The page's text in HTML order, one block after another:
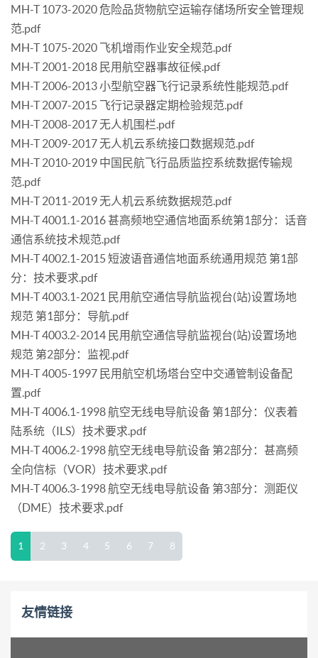
MH-T 1073-2020 危险品货物航空运输存储场所安全管理规
范.pdf
MH-T 1075-2020 飞机增雨作业安全规范.pdf
MH-T 2001-2018 民用航空器事故征候.pdf
MH-T 2006-2013 小型航空器飞行记录系统性能规范.pdf
MH-T 2007-2015 飞行记录器定期检验规范.pdf
MH-T 2008-2017 无人机围栏.pdf
MH-T 2009-2017 无人机云系统接口数据规范.pdf
MH-T 2010-2019 中国民航飞行品质监控系统数据传输规
范.pdf
MH-T 2011-2019 无人机云系统数据规范.pdf
MH-T 4001.1-2016 甚高频地空通信地面系统第1部分：话音
通信系统技术规范.pdf
MH-T 4002.1-2015 短波语音通信地面系统通用规范 第1部
分：技术要求.pdf
MH-T 4003.1-2021 民用航空通信导航监视台(站)设置场地
规范 第1部分：导航.pdf
MH-T 4003.2-2014 民用航空通信导航监视台(站)设置场地
规范 第2部分：监视.pdf
MH-T 4005-1997 民用航空机场塔台空中交通管制设备配
置.pdf
MH-T 4006.1-1998 航空无线电导航设备 第1部分：仪表着
陆系统（ILS）技术要求.pdf
MH-T 4006.2-1998 航空无线电导航设备 第2部分：甚高频
全向信标（VOR）技术要求.pdf
MH-T 4006.3-1998 航空无线电导航设备 第3部分：测距仪
（DME）技术要求.pdf
1 2 3 4 5 6 7 8
友情链接